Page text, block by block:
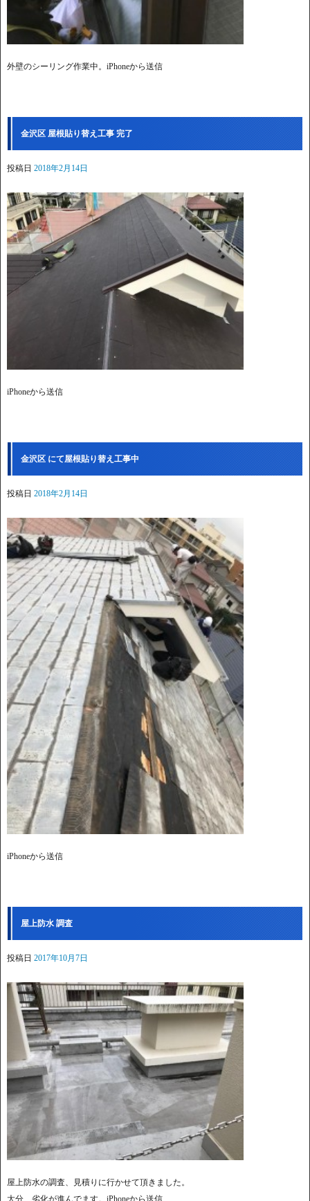
外壁のシーリング作業中。iPhoneから送信
金沢区 屋根貼り替え工事 完了
投稿日 2018年2月14日
iPhoneから送信
金沢区 にて屋根貼り替え工事中
投稿日 2018年2月14日
iPhoneから送信
屋上防水 調査
投稿日 2017年10月7日
屋上防水の調査、見積りに行かせて頂きました。
大分、劣化が進んでます。iPhoneから送信